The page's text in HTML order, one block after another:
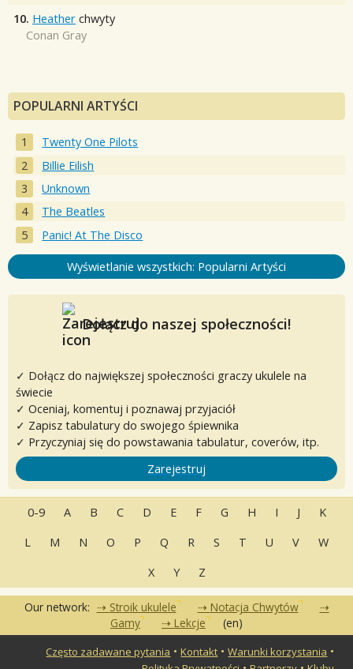
10. Heather chwyty
Conan Gray
POPULARNI ARTYŚCI
Twenty One Pilots
Billie Eilish
Unknown
The Beatles
Panic! At The Disco
Wyświetlanie wszystkich: Popularni Artyści
Dołącz do naszej społeczności!
✓ Dołącz do największej społeczności graczy ukulele na
świecie
✓ Oceniaj, komentuj i poznawaj przyjaciół
✓ Zapisz tabulatury do swojego śpiewnika
✓ Przyczyniaj się do powstawania tabulatur, coverów, itp.
Zarejestruj
0-9 A B C D E F G H I J
K
L
M N O P Q R S T U V
W
X
Y Z
Our network: Stroik ukulele
Notacja Chwytów
Gamy
Lekcje (en)
Często zadawane pytania •Kontakt •Warunki korzystania •